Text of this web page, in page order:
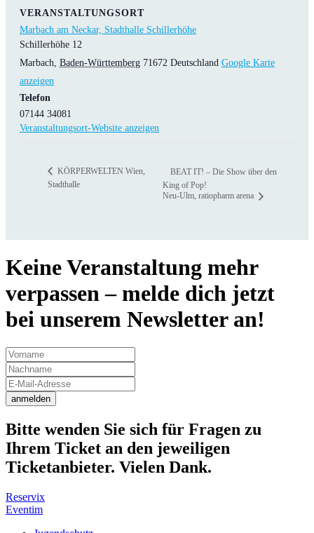
VERANSTALTUNGSORT
Marbach am Neckar, Stadthalle Schillerhöhe
Schillerhöhe 12
Marbach Baden-Württemberg 71672 Deutschland Google Karte
anzeigen
Telefon
07144 34081
Veranstaltungsort-Website anzeigen
KÖRPERWELTEN Wien,
Stadthalle
BEAT IT! – Die Show über den
King of Pop!
Neu-Ulm, ratiopharm arena
Keine Veranstaltung mehr
verpassen – melde dich jetzt
bei unserem Newsletter an!
anmelden
Bitte wenden Sie sich für Fragen zu
Ihrem Ticket an den jeweiligen
Ticketanbieter. Vielen Dank.
Reservix
Eventim